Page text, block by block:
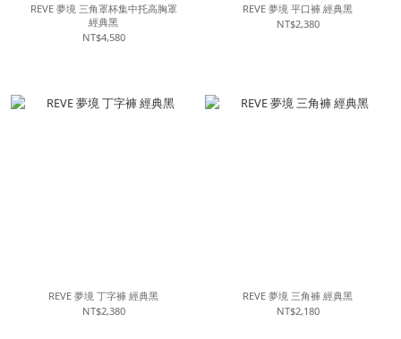
REVE 夢境 三角罩杯集中托高胸罩
經典黑
NT$4,580
REVE 夢境 平口褲 經典黑
NT$2,380
REVE 夢境 丁字褲 經典黑
NT$2,380
REVE 夢境 三角褲 經典黑
NT$2,180